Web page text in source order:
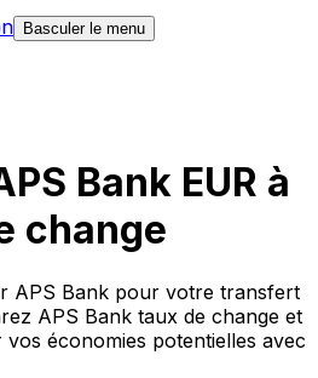
Basculer le menu
Bank EUR à
change
APS Bank pour votre transfert
APS Bank taux de change et
économies potentielles avec